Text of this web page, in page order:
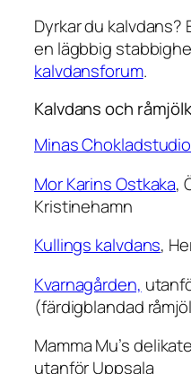
Dyrkar du
en lägbbig
kalvdansforum.
Kalvdans och
Minas Chokladstudio
Mor Karins Ostkaka,
Kristinehamn
Kullings kalvdans,
Kvarnagården,
(färdigblandad
Mamma Mu’s
utanför Uppsala